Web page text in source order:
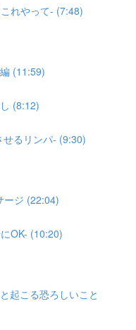
れやって- (7:48)
(11:59)
(8:12)
せるリンパ- (9:30)
ージ (22:04)
OK- (10:20)
起こる恐ろしいこと